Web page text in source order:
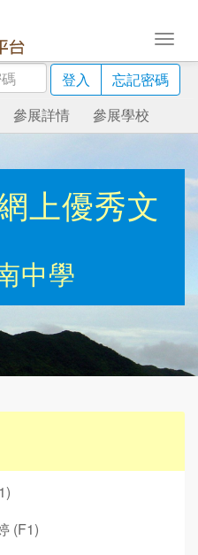
登入
忘記密碼
參展詳情 參展學校
上優秀文
中學
(F1)